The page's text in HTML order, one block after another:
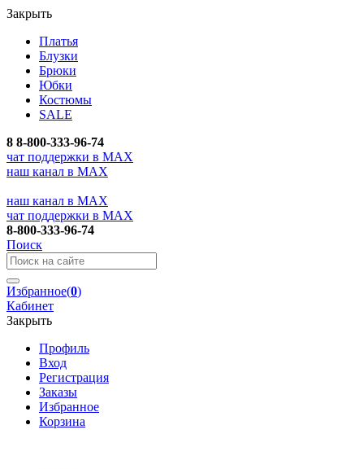
Закрыть
Платья
Блузки
Брюки
Юбки
Костюмы
SALE
8 8-800-333-96-74
чат поддержки в MAX
наш канал в MAX
наш канал в MAX
чат поддержки в MAX
8-800-333-96-74
Поиск
Избранное(0)
Кабинет
Закрыть
Профиль
Вход
Регистрация
Заказы
Избранное
Корзина